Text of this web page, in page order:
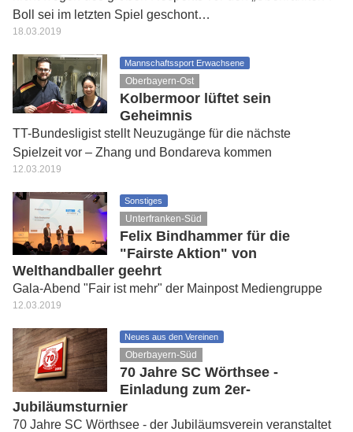
Boll sei im letzten Spiel geschont…
18.03.2019
Mannschaftssport Erwachsene
Oberbayern-Ost
Kolbermoor lüftet sein
Geheimnis
TT-Bundesligist stellt Neuzugänge für die nächste
Spielzeit vor – Zhang und Bondareva kommen
12.03.2019
Sonstiges
Unterfranken-Süd
Felix Bindhammer für die
"Fairste Aktion" von
Welthandballer geehrt
Gala-Abend "Fair ist mehr" der Mainpost Mediengruppe
12.03.2019
Neues aus den Vereinen
Oberbayern-Süd
70 Jahre SC Wörthsee -
Einladung zum 2er-
Jubiläumsturnier
70 Jahre SC Wörthsee - der Jubiläumsverein veranstaltet